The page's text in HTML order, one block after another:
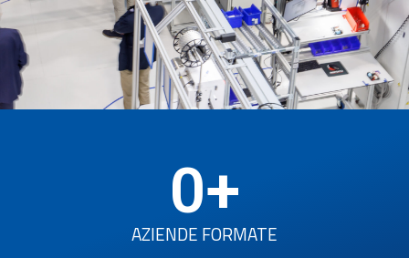
AZIENDE FORMATE
0+